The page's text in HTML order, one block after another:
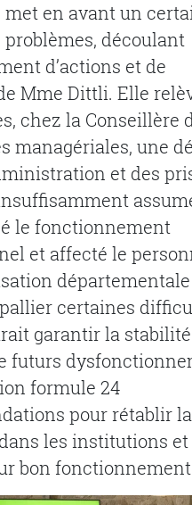
met en avant un
découlant
d’actions et de
Mme Dittli. Elle
chez la Conseillère
managériales, une
et des
le fonctionnement
et affecté le
départementale
certaines
garantir la
futurs
formule 24
pour rétablir la
les institutions et
bon